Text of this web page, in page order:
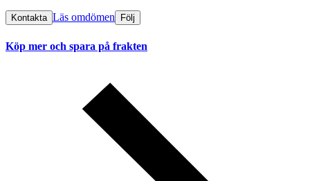
Kontakta Läs omdömen Följ
Köp mer och spara på frakten